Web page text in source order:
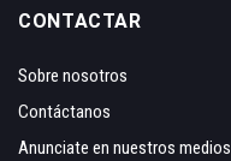
CONTACTAR
Sobre nosotros
Contáctanos
Anunciate en nuestros medios